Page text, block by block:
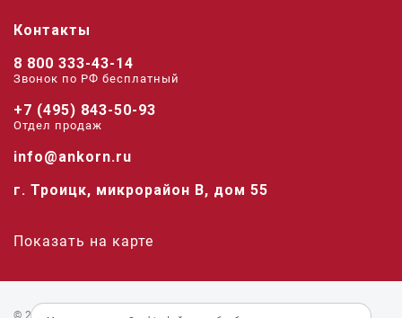
Контакты
8 800 333-43-14
Звонок по РФ беcплатный
+7 (495) 843-50-93
Отдел продаж
info@ankorn.ru
г. Троицк, микрорайон В, дом 55
Показать на карте
© 2026 «Анкорн».